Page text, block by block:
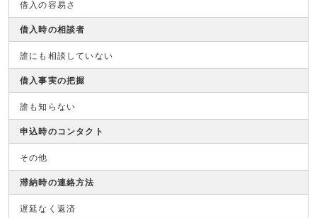
借入の容易さ
借入時の相談者
誰にも相談していない
借入事実の把握
誰も知らない
申込時のコンタクト
その他
滞納時の連絡方法
遅延なく返済